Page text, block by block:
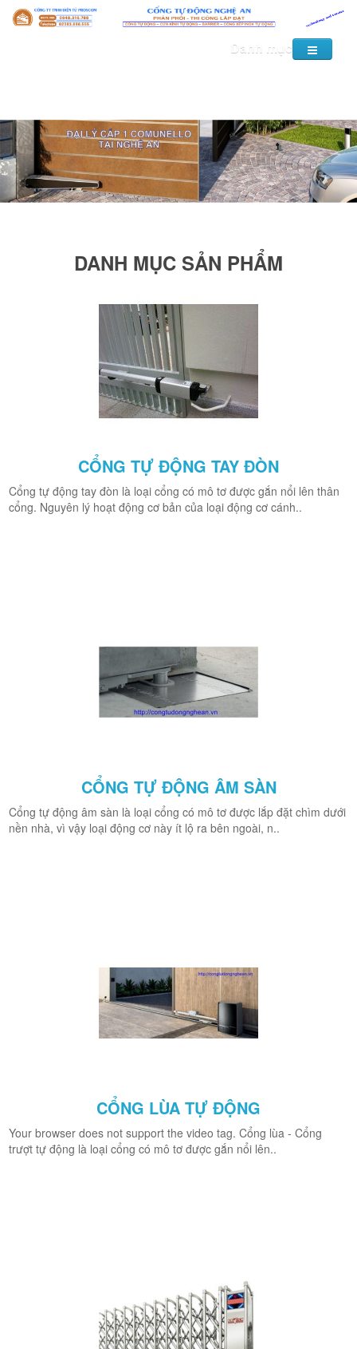
Danh mục
DANH MỤC SẢN PHẨM
CỔNG TỰ ĐỘNG TAY ĐÒN
Cổng tự động tay đòn là loại cổng có mô tơ được gắn nổi lên thân
cổng. Nguyên lý hoạt động cơ bản của loại động cơ cánh..
CỔNG TỰ ĐỘNG ÂM SÀN
Cổng tự động âm sàn là loại cổng có mô tơ được lắp đặt chìm dưới
nền nhà, vì vậy loại động cơ này ít lộ ra bên ngoài, n..
CỔNG LÙA TỰ ĐỘNG
Your browser does not support the video tag. Cổng lùa - Cổng
trượt tự động là loại cổng có mô tơ được gắn nổi lên..